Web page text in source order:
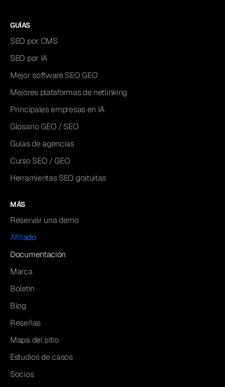
GUÍAS
SEO por CMS
SEO por IA
Mejor software SEO GEO
Mejores plataformas de netlinking
Principales empresas en IA
Glosario GEO / SEO
Guías de agencias
Curso SEO / GEO
Herramientas SEO gratuitas
MÁS
Reservar una demo
Afiliado
Documentación
Marca
Boletín
Blog
Reseñas
Mapa del sitio
Estudios de casos
Socios